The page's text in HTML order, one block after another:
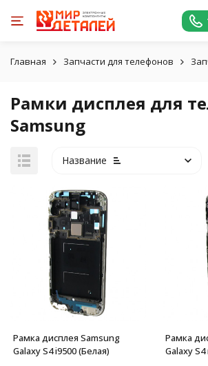
Главная Запчасти для телефонов
Рамки дисплея для
Samsung
Название
Рамка дисплея Samsung
Galaxy S4 i9500 (Белая)
Рамка
Galaxy